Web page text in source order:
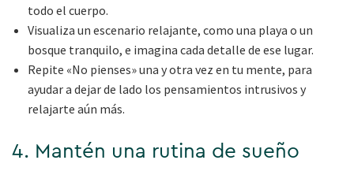
todo el cuerpo.
Visualiza un escenario relajante, como una playa o un
bosque tranquilo, e imagina cada detalle de ese lugar.
Repite «No pienses» una y otra vez en tu mente, para
ayudar a dejar de lado los pensamientos intrusivos y
relajarte aún más.
4. Mantén una rutina de sueño